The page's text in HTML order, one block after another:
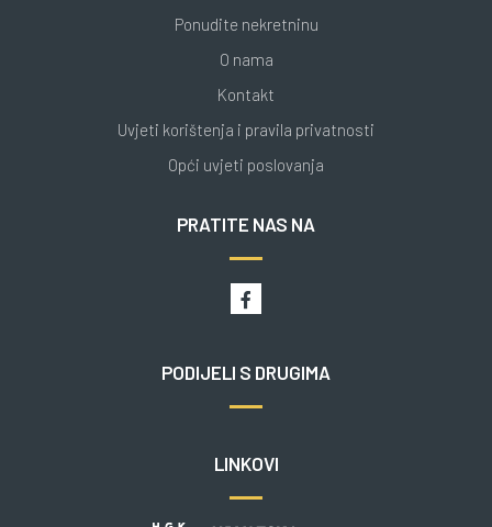
Ponudite nekretninu
O nama
Kontakt
Uvjeti korištenja i pravila privatnosti
Opći uvjeti poslovanja
PRATITE NAS NA
PODIJELI S DRUGIMA
LINKOVI